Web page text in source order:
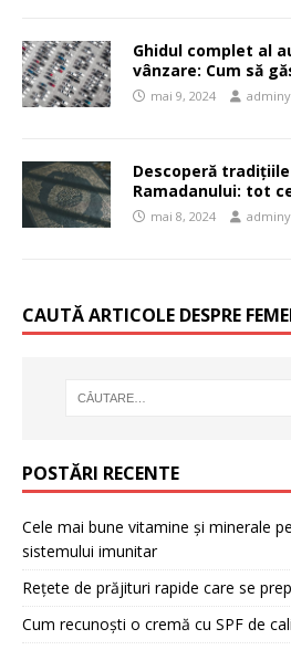
Ghidul complet al
vânzare: Cum să
mai 9, 2024
Descoperă
Ramadanului: tot
mai 8, 2024
CAUTĂ ARTICOLE DESPRE
POSTĂRI RECENTE
Cele mai bune vitamine și minerale
sistemului imunitar
Rețete de prăjituri rapide care se
Cum recunoști o cremă cu SPF de